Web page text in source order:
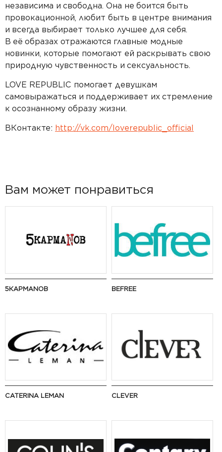
независима и свободна. Она не боится быть
провокационной, любит быть в центре внимания
и всегда выбирает только лучшее для себя.
В её образах отражаются главные модные
новинки, которые помогают ей раскрывать свою
природную чувственность и сексуальность.
LOVE REPUBLIC помогает девушкам
самовыражаться и поддерживает их стремление
к осознанному образу жизни.
ВКонтакте: http://vk.com/loverepublic_official
Вам может понравиться
5 КАРМАNОВ BEFREE
CATERINA LEMAN CLEVER